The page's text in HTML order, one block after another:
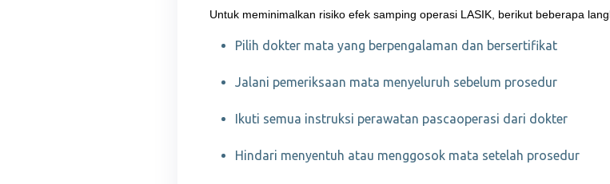
Untuk meminimalkan risiko efek samping operasi LASIK, berikut beberapa
Pilih dokter mata yang berpengalaman dan bersertifikat
Jalani pemeriksaan mata menyeluruh sebelum prosedur
Ikuti semua instruksi perawatan pascaoperasi dari dokter
Hindari menyentuh atau menggosok mata setelah prosedur